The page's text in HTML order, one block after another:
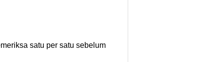
satu per satu sebelum